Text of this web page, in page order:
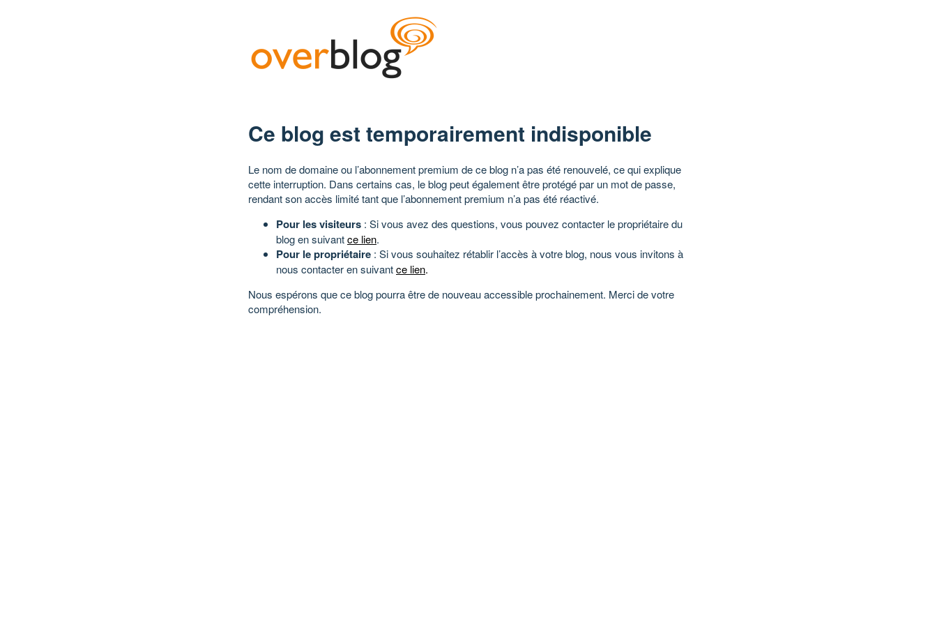
Ce blog est temporairement indisponible
Le nom de domaine ou l’abonnement premium de ce blog n’a pas été renouvelé, ce qui explique
cette interruption. Dans certains cas, le blog peut également être protégé par un mot de passe,
rendant son accès limité tant que l’abonnement premium n’a pas été réactivé.
Pour les visiteurs : Si vous avez des questions, vous pouvez contacter le propriétaire du
blog en suivantce lien.
Pour le propriétaire : Si vous souhaitez rétablir l’accès à votre blog, nous vous invitons à
nous contacter en suivantce lien.
Nous espérons que ce blog pourra être de nouveau accessible prochainement. Merci de votre
compréhension.